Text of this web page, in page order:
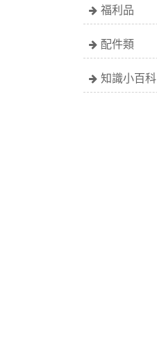
福利品
配件類
知識小百科